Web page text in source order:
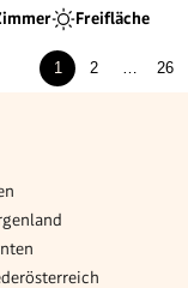
Freifläche
1 2 26